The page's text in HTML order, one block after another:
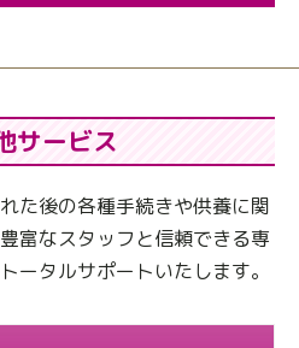
サービス
た後の各種手続きや供養に関
富なスタッフと信頼できる専
ータルサポートいたします。